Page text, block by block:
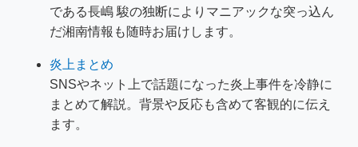
である長嶋 駿の独断によりマニアックな突っ込ん
だ湘南情報も随時お届けします。
炎上まとめ
SNSやネット上で話題になった炎上事件を冷静に
まとめて解説。背景や反応も含めて客観的に伝え
ます。